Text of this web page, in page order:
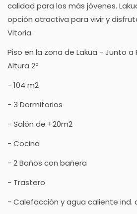
calidad para los más jóvenes.
opción atractiva para vivir y
Vitoria.
Piso en la zona de Lakua - Junto
Altura 2º
- 104 m2
- 3 Dormitorios
- Salón de +20m2
- Cocina
- 2 Baños con bañera
- Trastero
- Calefacción y agua caliente ind.